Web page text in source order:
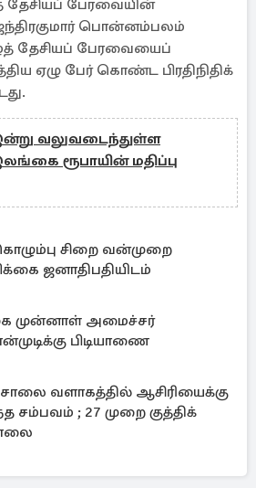
தேசியப் பேரவையின்
பொன்னம்பலம்
தேசியப் பேரவையைப்
ஏழு பேர் கொண்ட பிரதிநிதிக்
வலுவடைந்துள்ள
ரூபாயின் மதிப்பு
சிறை வன்முறை
ஜனாதிபதியிடம்
முன்னாள் அமைச்சர்
பிடியாணை
வளாகத்தில் ஆசிரியைக்கு
சம்பவம் ; 27 முறை குத்திக்